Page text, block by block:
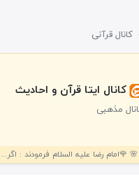
کانال قرآنی
کانال ایتا قرآن و احادیث
مذهبی
🌹امام رضا علیه السلام فرمودند : اگر...